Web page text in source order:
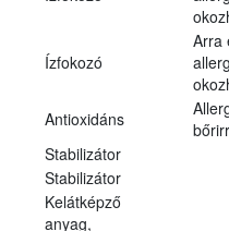
Ízfokozó
Arra
Antioxidáns
Stabilizátor
Stabilizátor
Kelátképző
anyag,